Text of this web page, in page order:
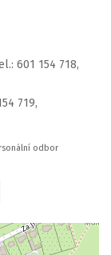
601 154 718,
719,
odbor